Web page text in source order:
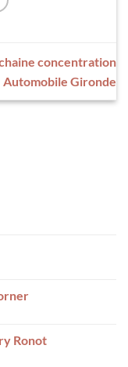
Ronot
concentration
Automobile Gironde